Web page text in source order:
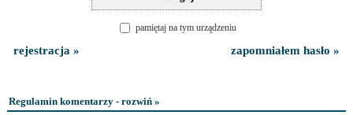
pamiętaj na tym urządzeniu
rejestracja » zapomniałem hasło »
Regulamin komentarzy - rozwiń »